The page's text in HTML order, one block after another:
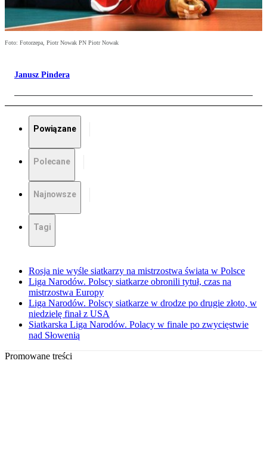
Foto: Fotorzepa, Piotr Nowak PN Piotr Nowak
Janusz Pindera
Powiązane
Polecane
Najnowsze
Tagi
Rosja nie wyśle siatkarzy na mistrzostwa świata w Polsce
Liga Narodów. Polscy siatkarze obronili tytuł, czas na
mistrzostwa Europy
Liga Narodów. Polscy siatkarze w drodze po drugie złoto, w
niedzielę finał z USA
Siatkarska Liga Narodów. Polacy w finale po zwycięstwie
nad Słowenią
Promowane treści